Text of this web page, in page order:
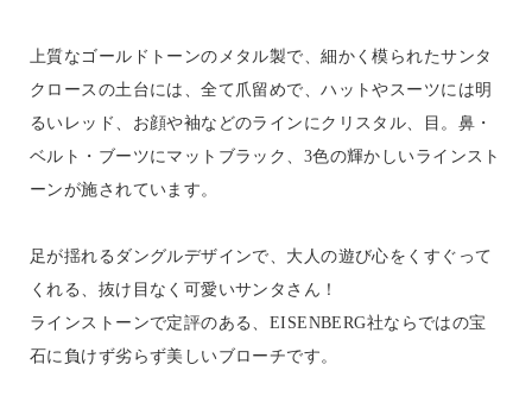
上質なゴールドトーンのメタル製で、細かく模られたサンタ
クロースの土台には、全て爪留めで、ハットやスーツには明
るいレッド、お顔や袖などのラインにクリスタル、目。鼻・
ベルト・ブーツにマットブラック、3色の輝かしいラインスト
ーンが施されています。
足が揺れるダングルデザインで、大人の遊び心をくすぐって
くれる、抜け目なく可愛いサンタさん！
ラインストーンで定評のある、EISENBERG社ならではの宝
石に負けず劣らず美しいブローチです。